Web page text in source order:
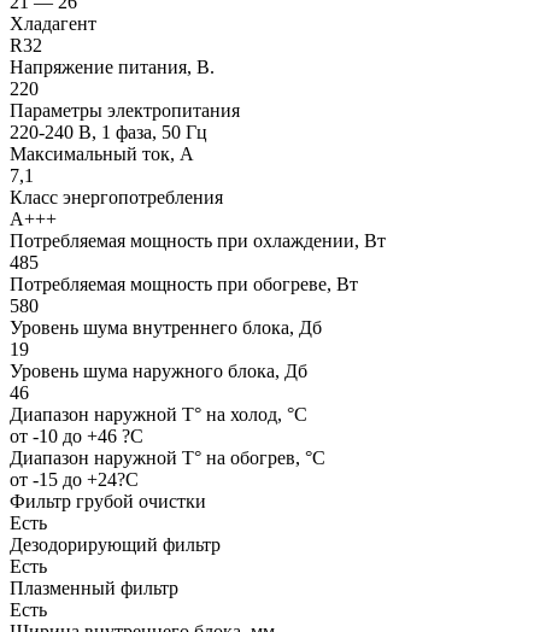
Хладагент
R32
Напряжение питания, В.
220
Параметры электропитания
220-240 В, 1 фаза, 50 Гц
Максимальный ток, А
7,1
Класс энергопотребления
A+++
Потребляемая мощность при охлаждении, Вт
485
Потребляемая мощность при обогреве, Вт
580
Уровень шума внутреннего блока, Дб
19
Уровень шума наружного блока, Дб
46
Диапазон наружной T° на холод, °С
от -10 до +46 ?C
Диапазон наружной T° на обогрев, °С
от -15 до +24?C
Фильтр грубой очистки
Есть
Дезодорирующий фильтр
Есть
Плазменный фильтр
Есть